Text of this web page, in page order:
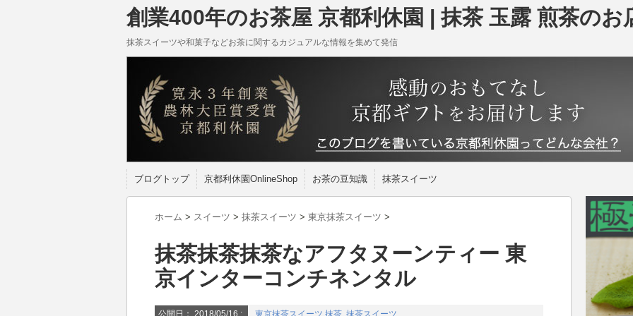
創業400年のお茶屋 京都利休園 | 抹茶 玉露 煎茶のお
抹茶スイーツや和菓子などお茶に関するカジュアルな情報を集めて発信
ブログトップ 京都利休園OnlineShop お茶の豆知識 抹茶スイーツ
ホーム > スイーツ > 抹茶スイーツ > 東京抹茶スイーツ >
抹茶抹茶抹茶なアフタヌーンティー 東
京インターコンチネンタル
公開日： 2018/05/16 : 東京抹茶スイーツ 抹茶 抹茶スイーツ